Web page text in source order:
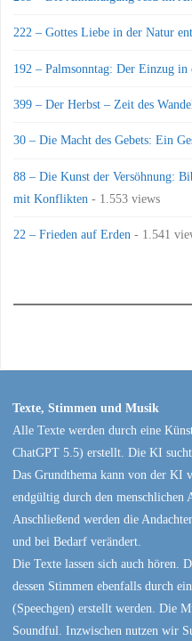
222 – Gottes Liebe in der Natur
192 – Palmsonntag: Der Einzug
399 – Der Herbst – Zeit des
30 – Die Macht des Gebets: Ein
88 – Die Kunst der Versöhnung:
mit Konflikten - 1.553 views
22 – Frieden auf Erden - 1.541
Texte, Stimmen und Musik
Alle Texte werden durch eine
ChatGPT 5.5) erstellt. Die KI
Das Grundthema kann von der KI
endgültig durch den menschlichen
Anschließend werden die
und bei Bedarf verändert.
Die Texte lassen sich auch hören.
dessen Stimmen ebenfalls durch
(Speechgen) erstellt werden. Die
Soundful. Inzwischen nutzen wir